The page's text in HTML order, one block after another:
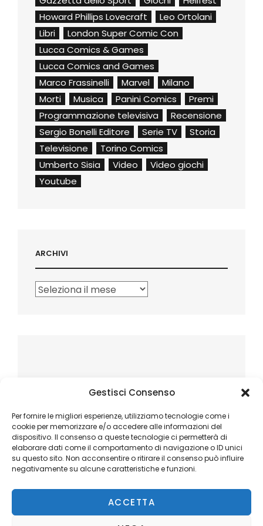
Gestisci Consenso
Per fornire le migliori esperienze, utilizziamo tecnologie come i
cookie per memorizzare e/o accedere alle informazioni del
dispositivo. Il consenso a queste tecnologie ci permetterà di
elaborare dati come il comportamento di navigazione o ID unici
su questo sito. Non acconsentire o ritirare il consenso può influire
negativamente su alcune caratteristiche e funzioni.
ACCETTA
Howard Phillips Lovecraft
Leo Ortolani
Libri
London Super Comic Con
Lucca Comics & Games
Lucca Comics and Games
Marco Frassinelli
Marvel
Milano
Morti
Musica Panini Comics
Premi
Programmazione televisiva
Recensione
Sergio Bonelli Editore
Serie TV
Storia
Televisione
Torino Comics
Umberto Sisia
Video
Video giochi
Youtube
ARCHIVI
Archivi